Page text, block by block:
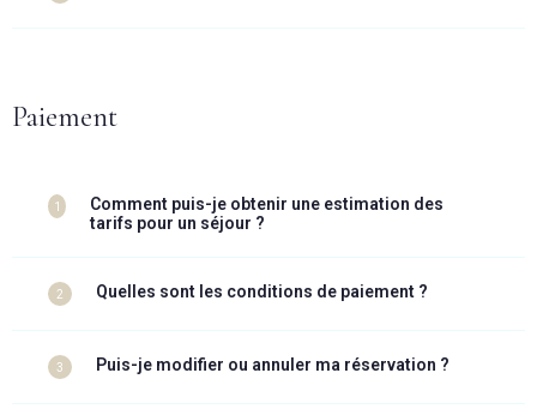
Paiement
1
Comment puis-je obtenir une estimation des
tarifs pour un séjour ?
2 Quelles sont les conditions de paiement ?
3 Puis-je modifier ou annuler ma réservation ?